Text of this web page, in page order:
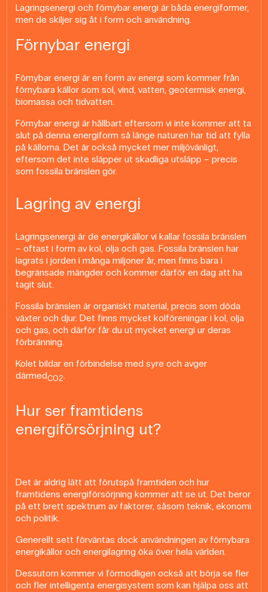
Lagringsenergi och förnybar energi är båda energiformer,
men de skiljer sig åt i form och användning.
Förnybar energi
Förnybar energi är en form av energi som kommer från
förnybara källor som sol, vind, vatten, geotermisk energi,
biomassa och tidvatten.
Förnybar energi är hållbart eftersom vi inte kommer att ta
slut på denna energiform så länge naturen har tid att fylla
på källorna. Det är också mycket mer miljövänligt,
eftersom det inte släpper ut skadliga utsläpp – precis
som fossila bränslen gör.
Lagring av energi
Lagringsenergi är de energikällor vi kallar fossila bränslen
– oftast i form av kol, olja och gas. Fossila bränslen har
lagrats i jorden i många miljoner år, men finns bara i
begränsade mängder och kommer därför en dag att ha
tagit slut.
Fossila bränslen är organiskt material, precis som döda
växter och djur. Det finns mycket kolföreningar i kol, olja
och gas, och därför får du ut mycket energi ur deras
förbränning.
Kolet bildar en förbindelse med syre och avger
därmedCO2.
Hur ser framtidens
energiförsörjning ut?
Det är aldrig lätt att förutspå framtiden och hur
framtidens energiförsörjning kommer att se ut. Det beror
på ett brett spektrum av faktorer, såsom teknik, ekonomi
och politik.
Generellt sett förväntas dock användningen av förnybara
energikällor och energilagring öka över hela världen.
Dessutom kommer vi förmodligen också att börja se fler
och fler intelligenta energisystem som kan hjälpa oss att